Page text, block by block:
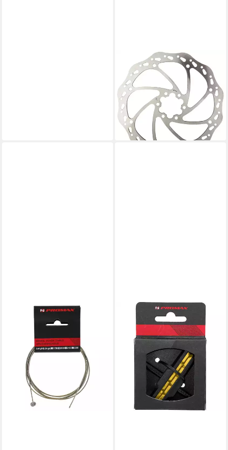
PROMAX
Scheibenbremse PROMAX
Bremsscheibe 203 mm 6-
Loch - präzisionsgefräste
Stahlscheibe mi
ab 22,77 €
lieferbar - in 6-7 Werktagen bei dir
Felgenbremse Bremsschuh V-
Brake schraub, symm,
schwarz/gelb, 70mm, 1 Paar
ab 11,97 €
lieferbar - in 6-7 Werktagen bei dir